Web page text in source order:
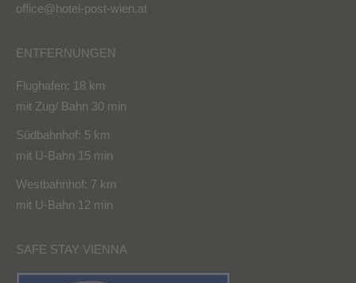
office@hotel-post-wien.at
ENTFERNUNGEN
Flughafen: 18 km
mit Zug/ Bahn 30 min
Südbahnhof: 5 km
mit U-Bahn 15 min
Westbahnhof: 7 km
mit U-Bahn 12 min
SAFE STAY VIENNA